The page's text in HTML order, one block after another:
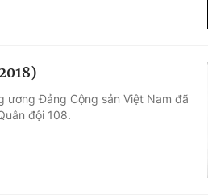
ương Đảng Cộng sản Việt Nam đã
đội 108.